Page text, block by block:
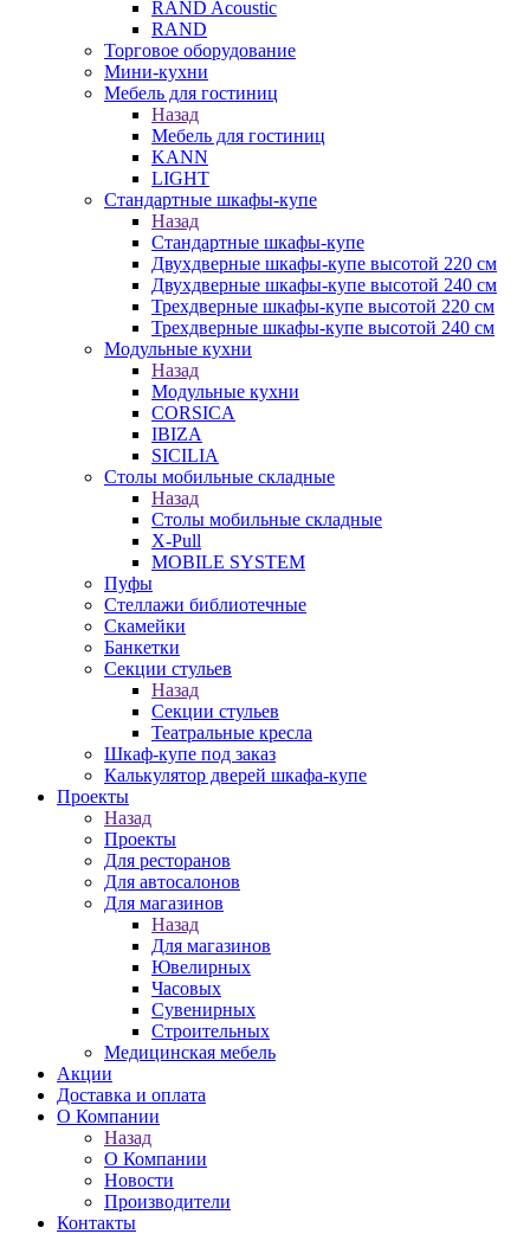
RAND Acoustic
RAND
Торговое оборудование
Мини-кухни
Мебель для гостиниц
Назад
Мебель для гостиниц
KANN
LIGHT
Стандартные шкафы-купе
Назад
Стандартные шкафы-купе
Двухдверные шкафы-купе высотой 220 см
Двухдверные шкафы-купе высотой 240 см
Трехдверные шкафы-купе высотой 220 см
Трехдверные шкафы-купе высотой 240 см
Модульные кухни
Назад
Модульные кухни
CORSICA
IBIZA
SICILIA
Столы мобильные складные
Назад
Столы мобильные складные
X-Pull
MOBILE SYSTEM
Пуфы
Стеллажи библиотечные
Скамейки
Банкетки
Секции стульев
Назад
Секции стульев
Театральные кресла
Шкаф-купе под заказ
Калькулятор дверей шкафа-купе
Проекты
Назад
Проекты
Для ресторанов
Для автосалонов
Для магазинов
Назад
Для магазинов
Ювелирных
Часовых
Сувенирных
Строительных
Медицинская мебель
Акции
Доставка и оплата
О Компании
Назад
О Компании
Новости
Производители
Контакты